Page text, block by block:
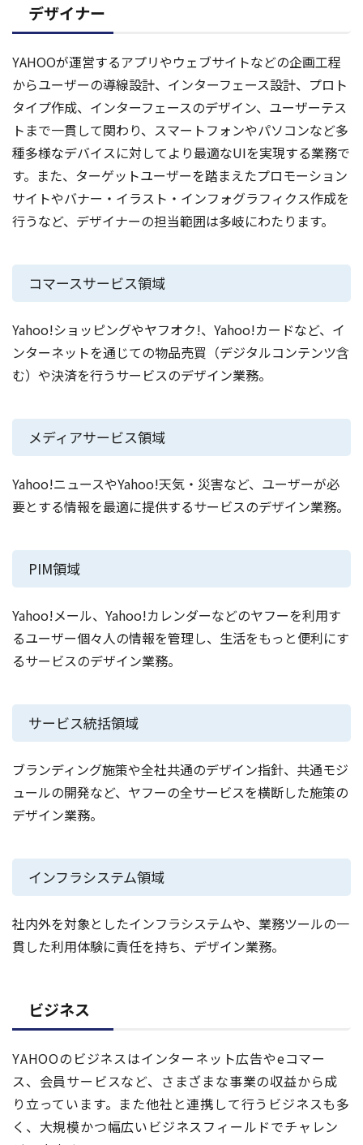
デザイナー
YAHOOが運営するアプリやウェブサイトなどの企画工程
からユーザーの導線設計、インターフェース設計、プロト
タイプ作成、インターフェースのデザイン、ユーザーテス
トまで一貫して関わり、スマートフォンやパソコンなど多
種多様なデバイスに対してより最適なUIを実現する業務で
す。また、ターゲットユーザーを踏まえたプロモーション
サイトやバナー・イラスト・インフォグラフィクス作成を
行うなど、デザイナーの担当範囲は多岐にわたります。
コマースサービス領域
Yahoo!ショッピングやヤフオク!、Yahoo!カードなど、イ
ンターネットを通じての物品売買（デジタルコンテンツ含
む）や決済を行うサービスのデザイン業務。
メディアサービス領域
Yahoo!ニュースやYahoo!天気・災害など、ユーザーが必
要とする情報を最適に提供するサービスのデザイン業務。
PIM領域
Yahoo!メール、Yahoo!カレンダーなどのヤフーを利用す
るユーザー個々人の情報を管理し、生活をもっと便利にす
るサービスのデザイン業務。
サービス統括領域
ブランディング施策や全社共通のデザイン指針、共通モジ
ュールの開発など、ヤフーの全サービスを横断した施策の
デザイン業務。
インフラシステム領域
社内外を対象としたインフラシステムや、業務ツールの一
貫した利用体験に責任を持ち、デザイン業務。
ビジネス
YAHOOのビジネスはインターネット広告やeコマー
ス、会員サービスなど、さまざまな事業の収益から成
り立っています。また他社と連携して行うビジネスも多
く、大規模かつ幅広いビジネスフィールドでチャレン